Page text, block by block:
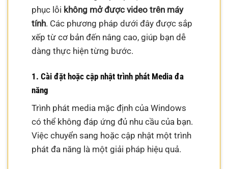
phục lỗi không mở được video trên máy
tính. Các phương pháp dưới đây được sắp
xếp từ cơ bản đến nâng cao, giúp bạn dễ
dàng thực hiện từng bước.
1. Cài đặt hoặc cập nhật trình phát Media đa
năng
Trình phát media mặc định của Windows
có thể không đáp ứng đủ nhu cầu của bạn.
Việc chuyển sang hoặc cập nhật một trình
phát đa năng là một giải pháp hiệu quả.